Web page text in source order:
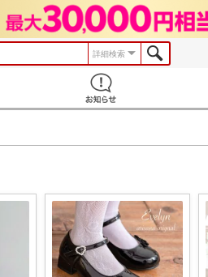
詳細検索